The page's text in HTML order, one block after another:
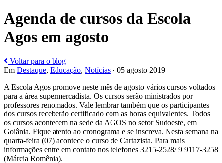
Agenda de cursos da Escola
Agos em agosto
Voltar para o blog
Em Destaque, Educação, Notícias · 05 agosto 2019
A Escola Agos promove neste mês de agosto vários cursos voltados
para a área supermercadista. Os cursos serão ministrados por
professores renomados. Vale lembrar também que os participantes
dos cursos receberão certificado com as horas equivalentes. Todos
os cursos acontecem na sede da AGOS no setor Sudoeste, em
Goiânia. Fique atento ao cronograma e se inscreva. Nesta semana na
quarta-feira (07) acontece o curso de Cartazista. Para mais
informações entre em contato nos telefones 3215-2528/ 9 9117-3258
(Márcia Romênia).